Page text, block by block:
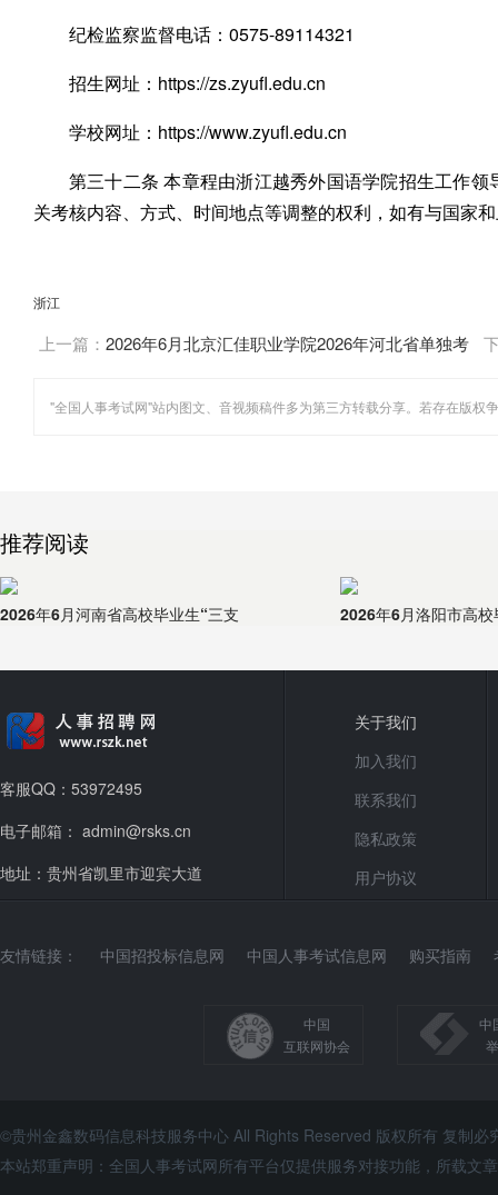
纪检监察监督电话：0575-89114321
招生网址：https://zs.zyufl.edu.cn
学校网址：https://www.zyufl.edu.cn
第三十二条 本章程由浙江越秀外国语学院招生工作
关考核内容、方式、时间地点等调整的权利，如有与国家
浙江
上一篇： 2026年6月北京汇佳职业学院2026年河北省单独考
推荐阅读
2026年6月河南省高校毕业生“三支 2026年6月洛阳市高
客服QQ：53972495
电子邮箱： admin@rsks.cn
地址：贵州省凯里市迎宾大道
关于我们
加入我们
联系我们
隐私政策
用户协议
友情链接： 中国招投标信息网 中国人事考试信息网 购买指南
中国
互联网协会
中
©贵州金鑫数码信息科技服务中心 All Rights Reserved 版权所有 复制必
本站郑重声明：全国人事考试网所有平台仅提供服务对接功能，所载文